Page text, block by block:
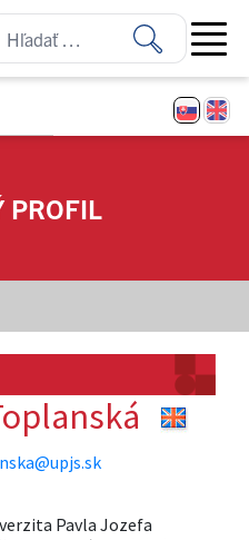
Open
PROFIL